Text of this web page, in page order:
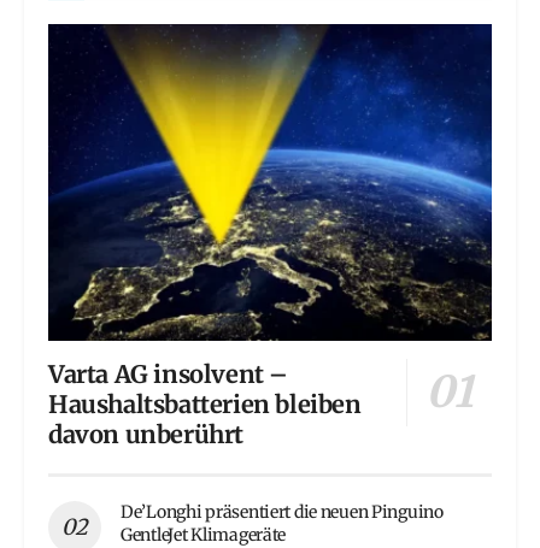
Varta AG insolvent –
Haushaltsbatterien bleiben
davon unberührt
De’Longhi präsentiert die neuen Pinguino
GentleJet Klimageräte